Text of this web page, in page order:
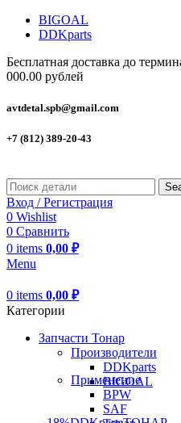
BIGOAL
DDKparts
Бесплатная доставка до
000.00 рублей
avtdetal.spb@gmail.com
+7 (812) 389-20-43
Вход / Регистрация
0 Wishlist
0 Сравнить
0 items 0,00 ₽
Menu
0 items 0,00 ₽
Категории
Запчасти Тонар
Производители
DDKparts
BIGOAL
Применение
BPW
SAF